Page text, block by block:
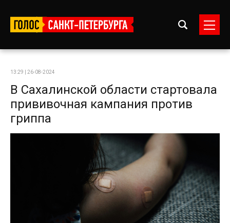
13:29 | 26-08-2024
В Сахалинской области стартовала
прививочная кампания против
гриппа